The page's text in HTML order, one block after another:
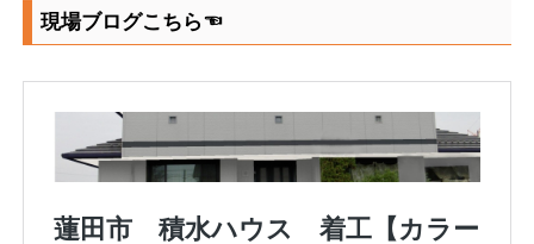
現場ブログこちら☜